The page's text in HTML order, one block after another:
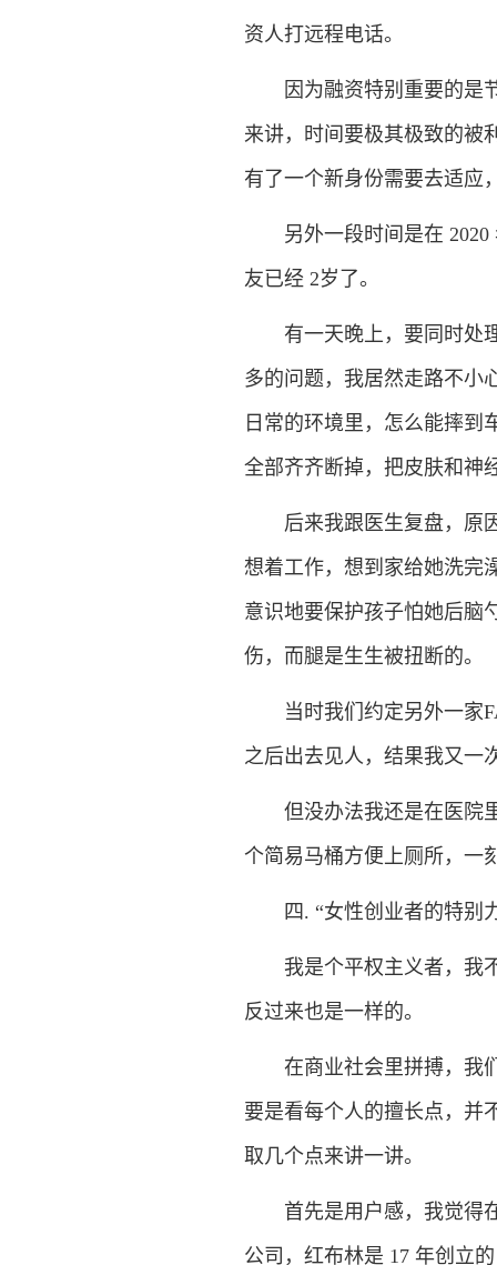
资人打远程电话。
因为融资特别重要的是节
来讲，时间要极其极致的被
有了一个新身份需要去适应
另外一段时间是在 2020
友已经 2岁了。
有一天晚上，要同时处理
多的问题，我居然走路不小
日常的环境里，怎么能摔到
全部齐齐断掉，把皮肤和神
后来我跟医生复盘，原因
想着工作，想到家给她洗完
意识地要保护孩子怕她后脑
伤，而腿是生生被扭断的。
当时我们约定另外一家
之后出去见人，结果我又一
但没办法我还是在医院里
个简易马桶方便上厕所，一
四. “女性创业者的特别
我是个平权主义者，我不
反过来也是一样的。
在商业社会里拼搏，我们
要是看每个人的擅长点，并
取几个点来讲一讲。
首先是用户感，我觉得在
公司，红布林是 17 年创立